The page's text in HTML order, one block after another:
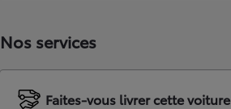
Nos services
Faites-vous livrer cette voiture